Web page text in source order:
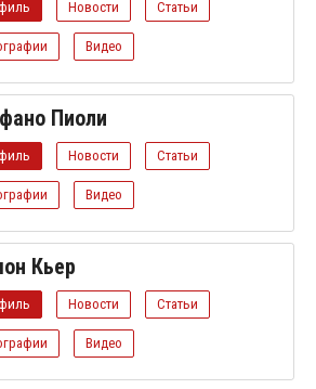
Новости Статьи
Видео
Пиоли
Новости Статьи
Видео
Кьер
Новости Статьи
Видео